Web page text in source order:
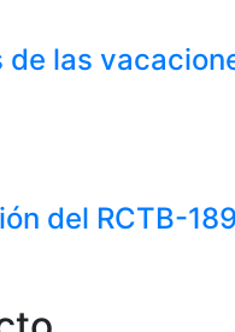
las
del RCTB-